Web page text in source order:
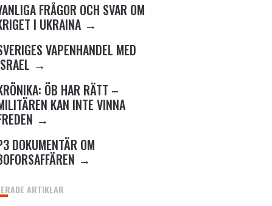
FRÅGOR OCH SVAR OM
I UKRAINA
VAPENHANDEL MED
ÖB HAR RÄTT –
KAN INTE VINNA
DOKUMENTÄR OM
ARTIKLAR